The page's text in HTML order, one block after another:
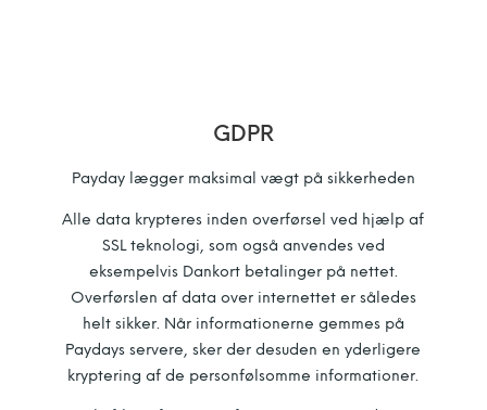
GDPR
Payday lægger maksimal vægt på sikkerheden
Alle data krypteres inden overførsel ved hjælp af
SSL teknologi, som også anvendes ved
eksempelvis Dankort betalinger på nettet.
Overførslen af data over internettet er således
helt sikker. Når informationerne gemmes på
Paydays servere, sker der desuden en yderligere
kryptering af de personfølsomme informationer.